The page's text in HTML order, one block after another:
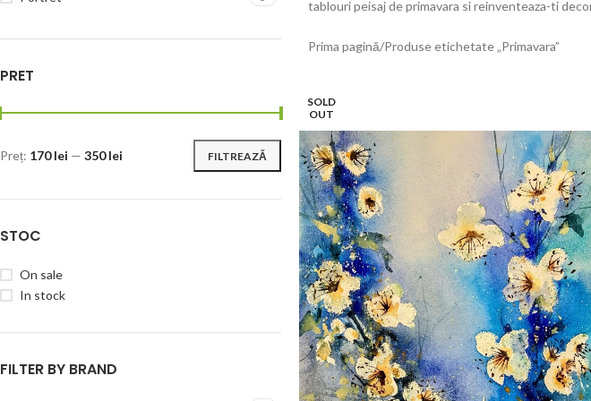
PRET
FILTREAZĂ
Preț: 170 lei — 350 lei
STOC
On sale
In stock
FILTER BY BRAND
tablouri peisaj de primavara si reinventeaza-ti
Prima pagină Produse etichetate „Primavara”
SOLD
OUT